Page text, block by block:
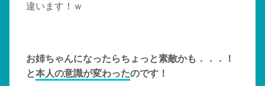
違います！ｗ
お姉ちゃんになったらちょっと素敵かも．．．！
と本人の意識が変わったのです！